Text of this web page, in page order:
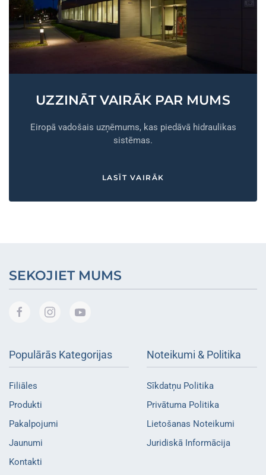
UZZINĀT VAIRĀK PAR MUMS
Eiropā vadošais uzņēmums, kas piedāvā hidraulikas
sistēmas.
LASĪT VAIRĀK
SEKOJIET MUMS
Populārās Kategorijas
Filiāles
Produkti
Pakalpojumi
Jaunumi
Kontakti
Noteikumi & Politika
Sīkdatņu Politika
Privātuma Politika
Lietošanas Noteikumi
Juridiskā Informācija